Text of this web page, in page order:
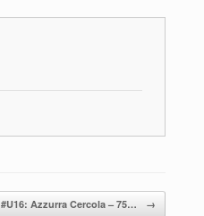
#U16: Azzurra Cercola – 75… →